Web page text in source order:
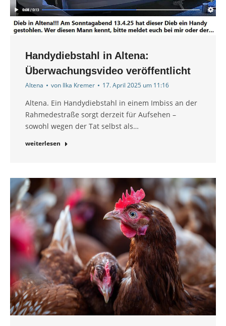
Handydiebstahl in Altena:
Überwachungsvideo veröffentlicht
Altena von Ilka Kremer 17. April 2025 um 11:16
Altena. Ein Handydiebstahl in einem Imbiss an der
Rahmedestraße sorgt derzeit für Aufsehen –
sowohl wegen der Tat selbst als…
weiterlesen